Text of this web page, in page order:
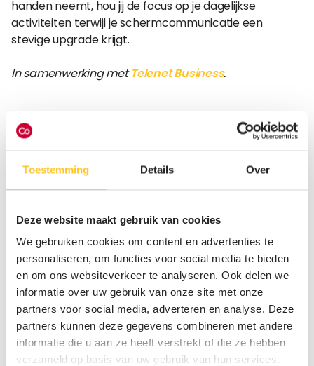
Toestemming Details Over
Deze website maakt gebruik van cookies
We gebruiken cookies om content en advertenties te
personaliseren, om functies voor social media te bieden
en om ons websiteverkeer te analyseren. Ook delen we
informatie over uw gebruik van onze site met onze
partners voor social media, adverteren en analyse. Deze
partners kunnen deze gegevens combineren met andere
informatie die u aan ze heeft verstrekt of die ze hebben
verzameld op basis van uw gebruik van hun services.
handen neemt, hou jij de focus op je dagelijkse
activiteiten terwijl je schermcommunicatie een
stevige upgrade krijgt.
In samenwerking metTelenet Business.
Op de hoogte blijven van alle
nieuwigheden binnen
Connectify?
Schrijf je in voor onze nieuwsbrief ConnectiTalk.